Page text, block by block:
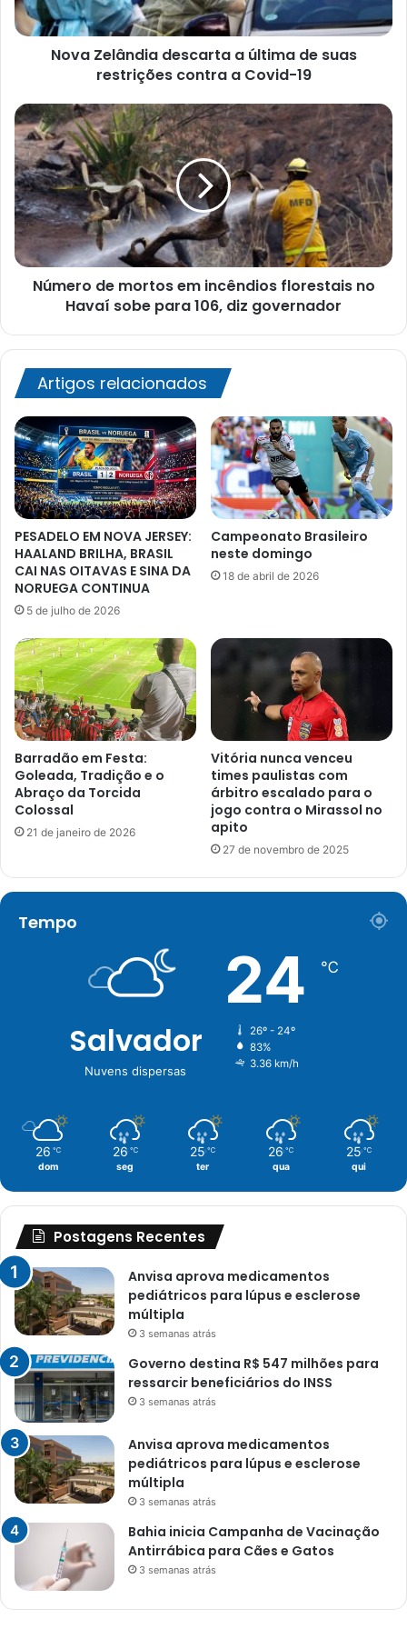
restrições
contra
Nova Zelândia descarta a última de suas
restrições contra a Covid-19
Número
de
mortos
em
incêndios
florestais
no
Havaí
sobe
paraNúmero de mortos em incêndios florestais no
Havaí sobe para 106, diz governador
Artigos relacionados
PESADELO EM NOVA JERSEY:
HAALAND BRILHA, BRASIL
CAI NAS OITAVAS E SINA DA
NORUEGA CONTINUA
5 de julho de 2026
Campeonato Brasileiro
neste domingo
18 de abril de 2026
Barradão em Festa:
Goleada, Tradição e o
Abraço da Torcida
Colossal
21 de janeiro de 2026
Vitória nunca venceu
times paulistas com
árbitro escalado para o
jogo contra o Mirassol no
apito
27 de novembro de 2025
Tempo
Salvador
Nuvens dispersas
24 ℃
26º - 24º
83%
3.36 km/h
26 ℃
dom
26 ℃
seg
25 ℃
ter
26 ℃
qua
25 ℃
qui
Postagens Recentes
Anvisa aprova medicamentos
pediátricos para lúpus e esclerose
múltipla
3 semanas atrás
Governo destina R$ 547 milhões para
ressarcir beneficiários do INSS
3 semanas atrás
Anvisa aprova medicamentos
pediátricos para lúpus e esclerose
múltipla
3 semanas atrás
Bahia inicia Campanha de Vacinação
Antirrábica para Cães e Gatos
3 semanas atrás